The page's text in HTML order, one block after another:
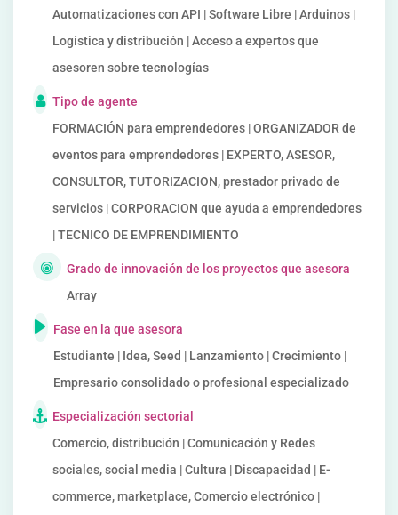
Automatizaciones con API | Software Libre | Arduinos |
Logística y distribución | Acceso a expertos que
asesoren sobre tecnologías
Tipo de agente
FORMACIÓN para emprendedores | ORGANIZADOR de
eventos para emprendedores | EXPERTO, ASESOR,
CONSULTOR, TUTORIZACION, prestador privado de
servicios | CORPORACION que ayuda a emprendedores
| TECNICO DE EMPRENDIMIENTO
Grado de innovación de los proyectos que asesora
Array
Fase en la que asesora
Estudiante | Idea, Seed | Lanzamiento | Crecimiento |
Empresario consolidado o profesional especializado
Especialización sectorial
Comercio, distribución | Comunicación y Redes
sociales, social media | Cultura | Discapacidad | E-
commerce, marketplace, Comercio electrónico |